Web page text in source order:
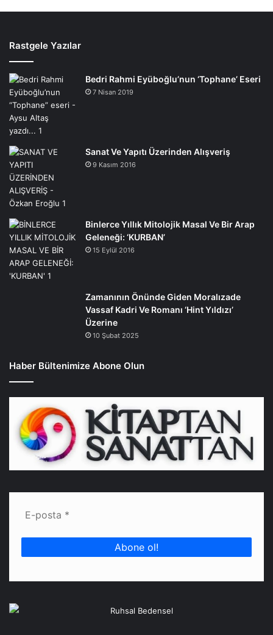
Rastgele Yazılar
Bedri Rahmi Eyüboğlu’nun ‘Tophane’ Eseri
7 Nisan 2019
Sanat Ve Yapıtı Üzerinden Alışveriş
9 Kasım 2016
Binlerce Yıllık Mitolojik Masal Ve Bir Arap
Geleneği: ‘KURBAN’
15 Eylül 2016
Zamanının Önünde Giden Moralızade
Vassaf Kadri Ve Romanı ‘Hint Yıldızı’
Üzerine
10 Şubat 2025
Haber Bültenimize Abone Olun